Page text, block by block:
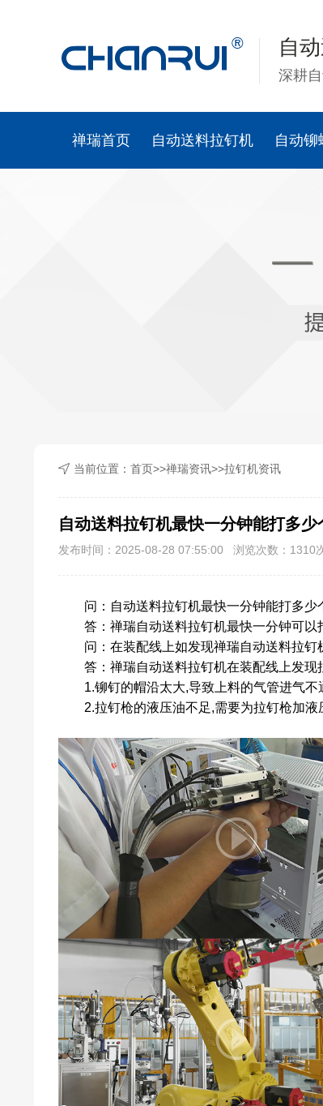
自
深耕
禅瑞首页 自动送料拉钉机 自动铆
当前位置： 首页>>禅瑞资讯>>拉钉机资讯
自动送料拉钉机最快一分钟能打多少
发布时间：2025-08-28 07:55:00 浏览次数： 1310
问： 自动送料拉钉机最快一分钟能打多少
答：禅瑞自动送料拉钉机最快一分钟可以
问：在装配线上如发现禅瑞自动送料拉钉
答 ： 禅瑞自动送料拉钉机在装配线上发现
1.铆钉的帽沿太大,导致上料的气管进气不
2.拉钉枪的液压油不足,需要为拉钉枪加液